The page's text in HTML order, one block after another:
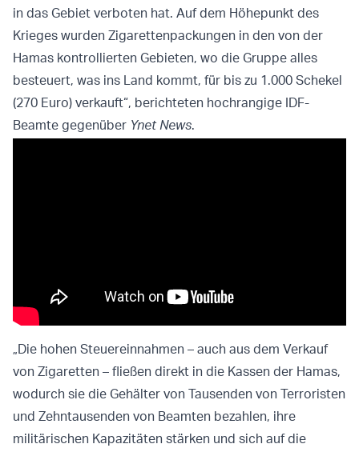
in das Gebiet verboten hat. Auf dem Höhepunkt des
Krieges wurden Zigarettenpackungen in den von der
Hamas kontrollierten Gebieten, wo die Gruppe alles
besteuert, was ins Land kommt, für bis zu 1.000 Schekel
(270 Euro) verkauft“, berichteten hochrangige IDF-
Beamte gegenüber Ynet News.
„Die hohen Steuereinnahmen – auch aus dem Verkauf
von Zigaretten – fließen direkt in die Kassen der Hamas,
wodurch sie die Gehälter von Tausenden von Terroristen
und Zehntausenden von Beamten bezahlen, ihre
militärischen Kapazitäten stärken und sich auf die